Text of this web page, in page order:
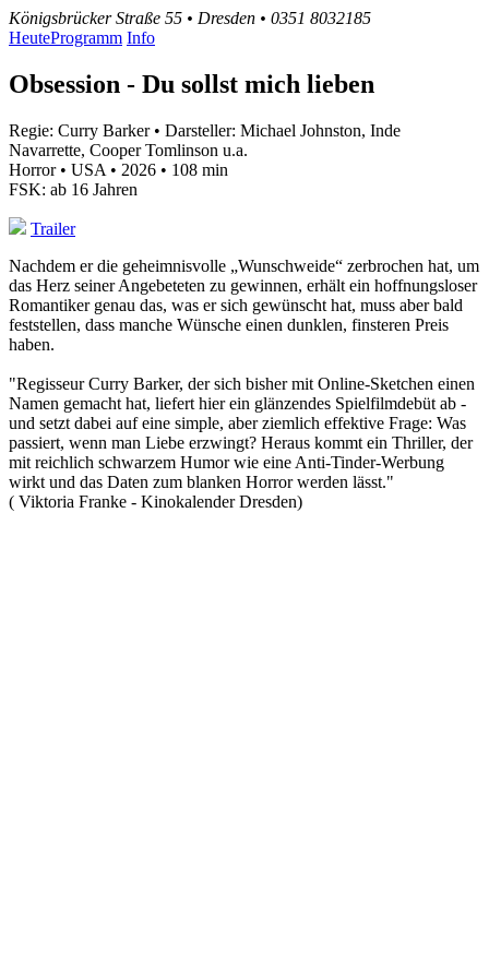
Königsbrücker Straße 55 • Dresden • 0351 8032185
HeuteProgramm Info
Obsession - Du sollst mich lieben
Regie: Curry Barker • Darsteller: Michael Johnston, Inde
Navarrette, Cooper Tomlinson u.a.
Horror • USA • 2026 • 108 min
FSK: ab 16 Jahren
Trailer
Nachdem er die geheimnisvolle „Wunschweide“ zerbrochen hat, um
das Herz seiner Angebeteten zu gewinnen, erhält ein hoffnungsloser
Romantiker genau das, was er sich gewünscht hat, muss aber bald
feststellen, dass manche Wünsche einen dunklen, finsteren Preis
haben.
"Regisseur Curry Barker, der sich bisher mit Online-Sketchen einen
Namen gemacht hat, liefert hier ein glänzendes Spielfilmdebüt ab -
und setzt dabei auf eine simple, aber ziemlich effektive Frage: Was
passiert, wenn man Liebe erzwingt? Heraus kommt ein Thriller, der
mit reichlich schwarzem Humor wie eine Anti-Tinder-Werbung
wirkt und das Daten zum blanken Horror werden lässt."
( Viktoria Franke - Kinokalender Dresden)